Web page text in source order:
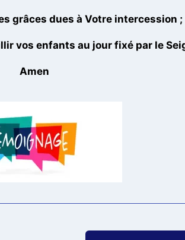
grâces dues à Votre intercession ;
vos enfants au jour fixé par le
Amen